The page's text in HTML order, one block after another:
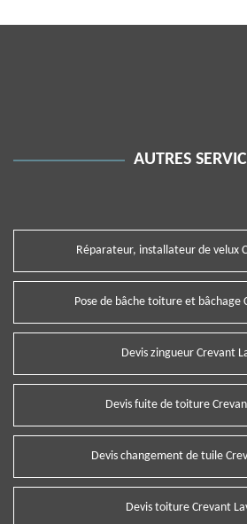
AUTRES
Réparateur, installateur de velux
Pose de bâche toiture et bâchage
Devis zingueur Crevant
Devis fuite de toiture
Devis changement de tuile
Devis toiture Crevant